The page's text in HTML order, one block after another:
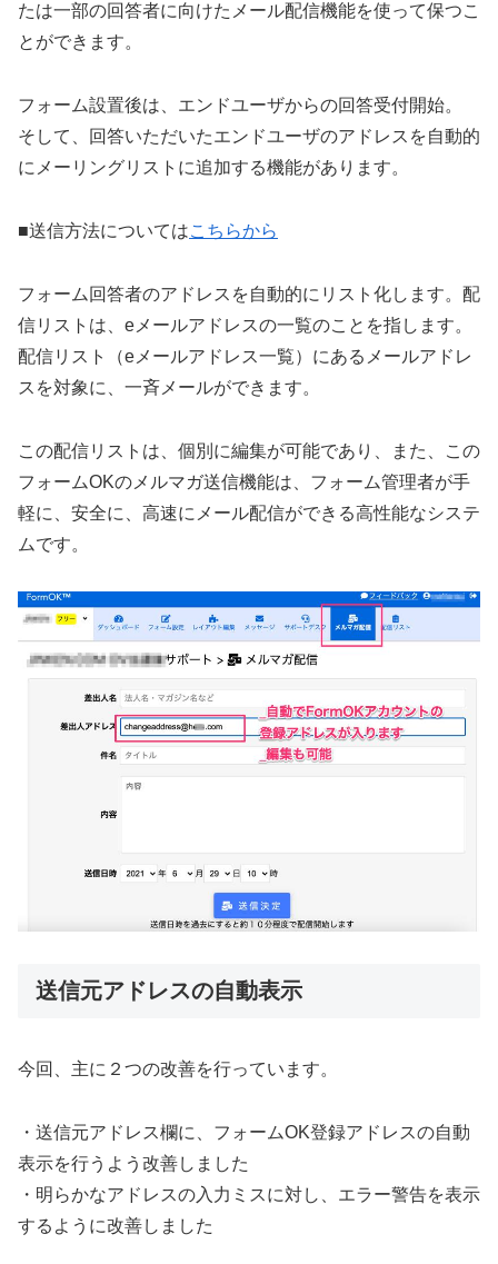
たは一部の回答者に向けたメール配信機能を使って保つこ
とができます。
フォーム設置後は、エンドユーザからの回答受付開始。
そして、回答いただいたエンドユーザのアドレスを自動的
にメーリングリストに追加する機能があります。
■送信方法についてはこちらから
フォーム回答者のアドレスを自動的にリスト化します。配
信リストは、eメールアドレスの一覧のことを指します。
配信リスト（eメールアドレス一覧）にあるメールアドレ
スを対象に、一斉メールができます。
この配信リストは、個別に編集が可能であり、また、この
フォームOKのメルマガ送信機能は、フォーム管理者が手
軽に、安全に、高速にメール配信ができる高性能なシステ
ムです。
送信元アドレスの自動表示
今回、主に２つの改善を行っています。
・送信元アドレス欄に、フォームOK登録アドレスの自動
表示を行うよう改善しました
・明らかなアドレスの入力ミスに対し、エラー警告を表示
するように改善しました